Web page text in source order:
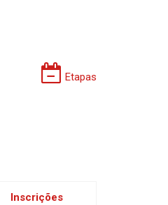
Etapas
Inscrições